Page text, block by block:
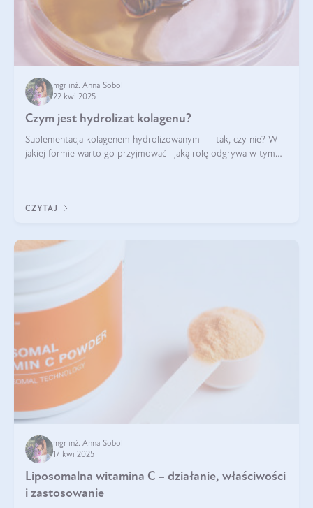
mgr inż. Anna Sobol
22 kwi 2025
Czym jest hydrolizat kolagenu?
Suplementacja kolagenem hydrolizowanym — tak, czy nie? W
jakiej formie warto go przyjmować i jaką rolę odgrywa w tym
CZYTAJ
mgr inż. Anna Sobol
17 kwi 2025
Liposomalna witamina C – działanie, właściwości
i zastosowanie